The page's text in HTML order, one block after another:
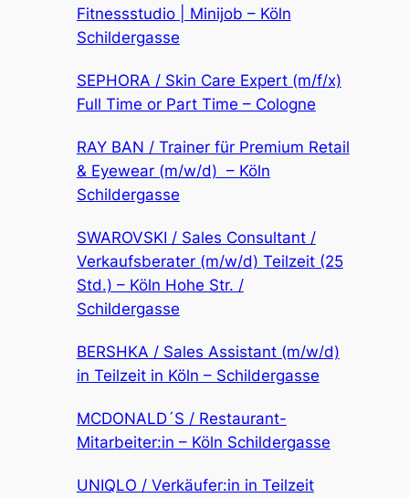
Fitnessstudio | Minijob – Köln
Schildergasse
SEPHORA / Skin Care Expert (m/f/x)
Full Time or Part Time – Cologne
RAY BAN / Trainer für Premium Retail
& Eyewear (m/w/d) – Köln
Schildergasse
SWAROVSKI / Sales Consultant /
Verkaufsberater (m/w/d) Teilzeit (25
Std.) – Köln Hohe Str. /
Schildergasse
BERSHKA / Sales Assistant (m/w/d)
in Teilzeit in Köln – Schildergasse
MCDONALD´S / Restaurant-
Mitarbeiter:in – Köln Schildergasse
UNIQLO / Verkäufer:in in Teilzeit